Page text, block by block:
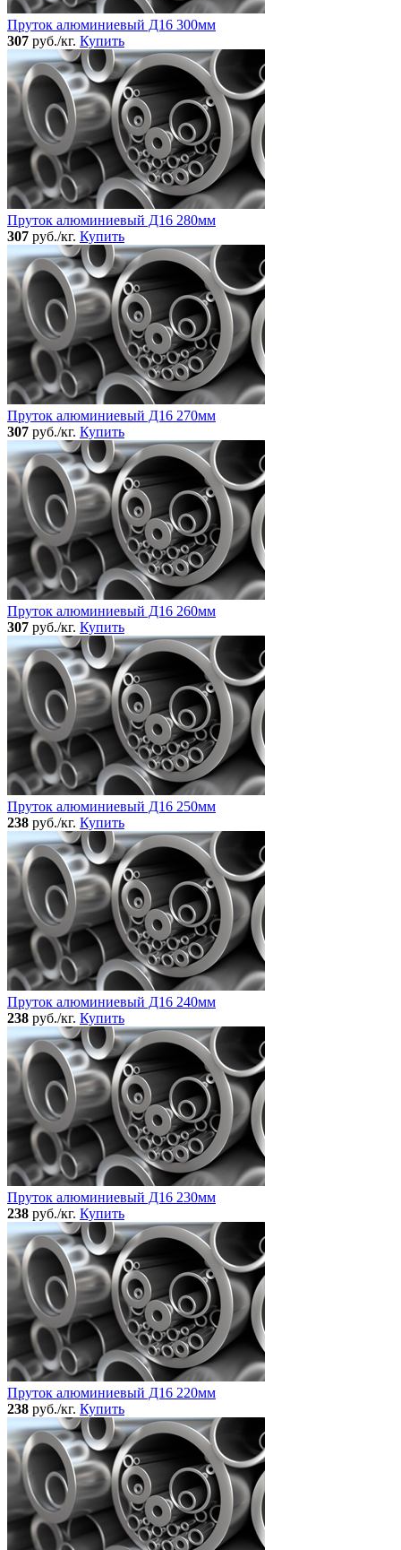
Пруток алюминиевый Д16 300мм
307 руб./кг. Купить
Пруток алюминиевый Д16 280мм
307 руб./кг. Купить
Пруток алюминиевый Д16 270мм
307 руб./кг. Купить
Пруток алюминиевый Д16 260мм
307 руб./кг. Купить
Пруток алюминиевый Д16 250мм
238 руб./кг. Купить
Пруток алюминиевый Д16 240мм
238 руб./кг. Купить
Пруток алюминиевый Д16 230мм
238 руб./кг. Купить
Пруток алюминиевый Д16 220мм
238 руб./кг. Купить